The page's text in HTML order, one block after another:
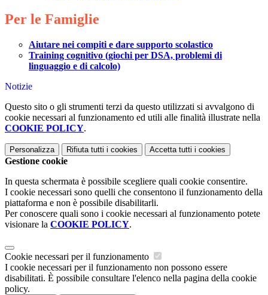
Per le Famiglie
Aiutare nei compiti e dare supporto scolastico
Training cognitivo (giochi per DSA, problemi di
linguaggio e di calcolo)
Notizie
Questo sito o gli strumenti terzi da questo utilizzati si avvalgono di
cookie necessari al funzionamento ed utili alle finalità illustrate nella
COOKIE POLICY.
Personalizza Rifiuta tutti i cookies Accetta tutti i cookies
Gestione cookie
In questa schermata è possibile scegliere quali cookie consentire.
I cookie necessari sono quelli che consentono il funzionamento della
piattaforma e non è possibile disabilitarli.
Per conoscere quali sono i cookie necessari al funzionamento potete
visionare la COOKIE POLICY.
Cookie necessari per il funzionamento
I cookie necessari per il funzionamento non possono essere
disabilitati. È possibile consultare l'elenco nella pagina della cookie
policy.